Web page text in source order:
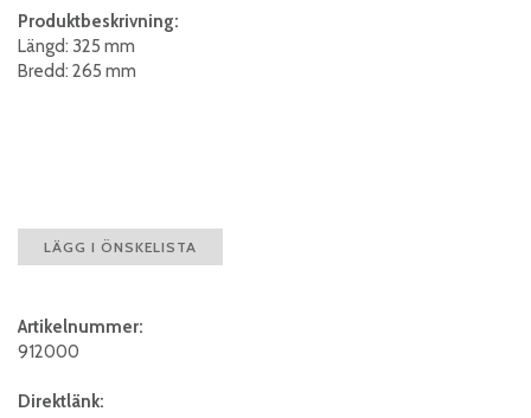
Produktbeskrivning:
Längd: 325 mm
Bredd: 265 mm
LÄGG I ÖNSKELISTA
Artikelnummer:
912000
Direktlänk: